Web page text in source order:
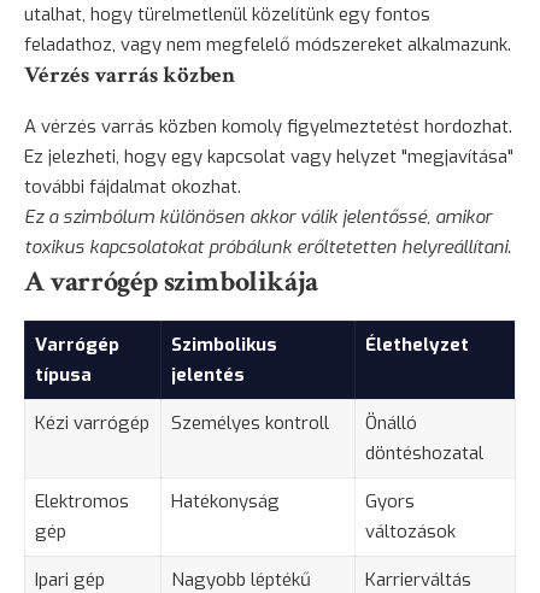
utalhat, hogy türelmetlenül közelítünk egy fontos
feladathoz, vagy nem megfelelő módszereket alkalmazunk.
Vérzés varrás közben
A vérzés varrás közben komoly figyelmeztetést hordozhat.
Ez jelezheti, hogy egy kapcsolat vagy helyzet "megjavítása"
további fájdalmat okozhat.
Ez a szimbólum különösen akkor válik jelentőssé, amikor
toxikus kapcsolatokat próbálunk erőltetetten helyreállítani.
A varrógép szimbolikája
Varrógép
típusa
Szimbolikus
jelentés
Élethelyzet
Kézi varrógép Személyes kontroll
Önálló
döntéshozatal
Elektromos
gép
Hatékonyság
Gyors
változások
Ipari gép
Nagyobb léptékű
Karrierváltás